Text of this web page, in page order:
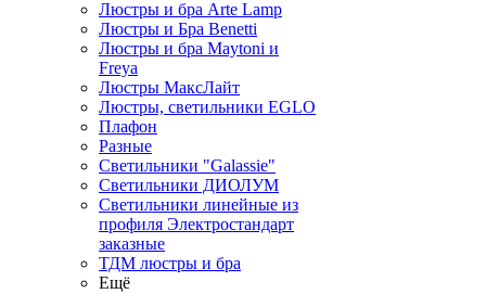
Люстры и бра Arte Lamp
Люстры и Бра Benetti
Люстры и бра Maytoni и
Freya
Люстры МаксЛайт
Люстры, светильники EGLO
Плафон
Разные
Светильники "Galassie"
Светильники ДИОЛУМ
Светильники линейные из
профиля Электростандарт
заказные
ТДМ люстры и бра
Ещё